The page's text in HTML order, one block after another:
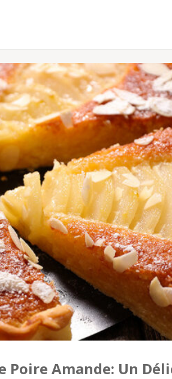
Poire Amande: Un